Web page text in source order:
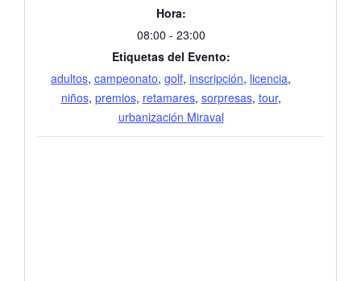
Hora:
08:00 - 23:00
Etiquetas del Evento:
adultos, campeonato, golf, inscripción, licencia,
niños, premios, retamares, sorpresas, tour,
urbanización Miraval